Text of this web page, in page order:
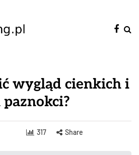
wygląd cienkich i
paznokci?
317 Share